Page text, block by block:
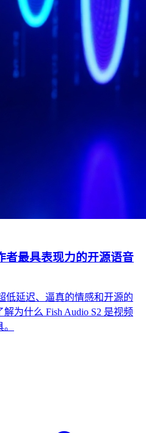
者最具表现力的开源语音
低延迟、逼真的情感和开源的
为什么 Fish Audio S2 是视频